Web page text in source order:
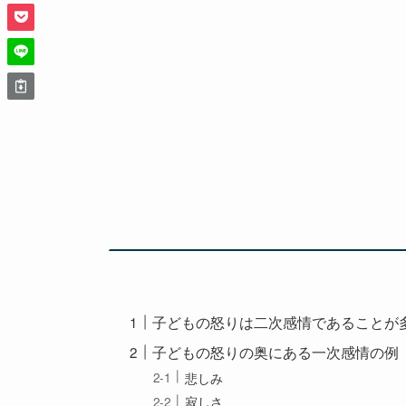
子どもの怒りは二次感情であることが
子どもの怒りの奥にある一次感情の例
悲しみ
寂しさ